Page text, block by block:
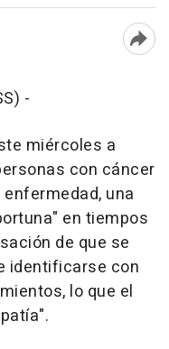
-
miércoles a
con cáncer
una
en tiempos
de que se
identificarse con
lo que el